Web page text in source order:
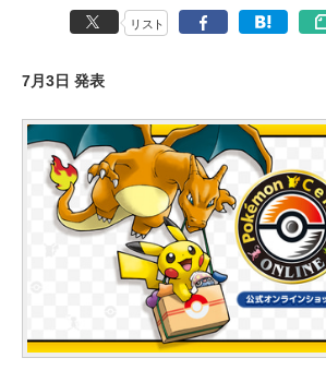
リスト
7月3日 発表